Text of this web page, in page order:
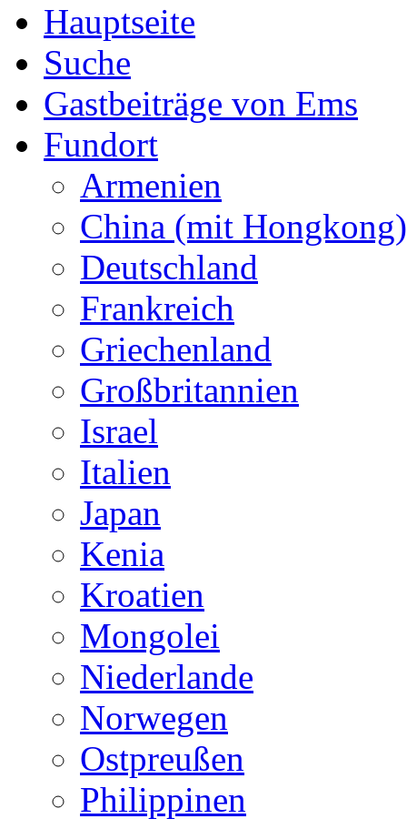
Hauptseite
Suche
Gastbeiträge von Ems
Fundort
Armenien
China (mit Hongkong)
Deutschland
Frankreich
Griechenland
Großbritannien
Israel
Italien
Japan
Kenia
Kroatien
Mongolei
Niederlande
Norwegen
Ostpreußen
Philippinen